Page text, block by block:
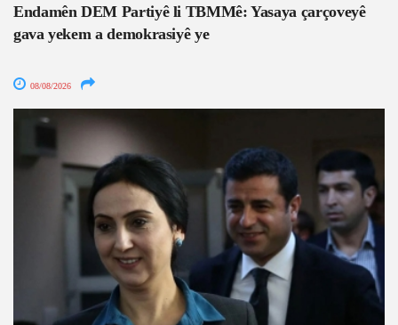
Endamên DEM Partiyê li TBMMê: Yasaya çarçoveyê
gava yekem a demokrasiyê ye
08/08/2026